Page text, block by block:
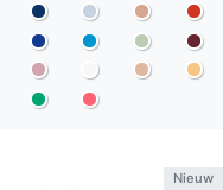
Nieuw